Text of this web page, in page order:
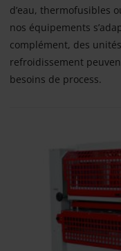
d’eau, thermofusibles
nos équipements
complément, des
refroidissement
besoins de process.